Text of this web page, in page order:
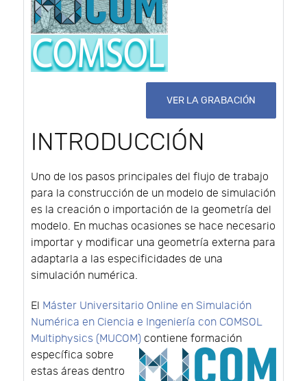
VER LA GRABACIÓN
INTRODUCCIÓN
Uno de los pasos principales del flujo de trabajo
para la construcción de un modelo de simulación
es la creación o importación de la geometría del
modelo. En muchas ocasiones se hace necesario
importar y modificar una geometría externa para
adaptarla a las especificidades de una
simulación numérica.
El Máster Universitario Online en Simulación
Numérica en Ciencia e Ingeniería con COMSOL
Multiphysics (MUCOM) contiene formación
específica sobre
estas áreas dentro